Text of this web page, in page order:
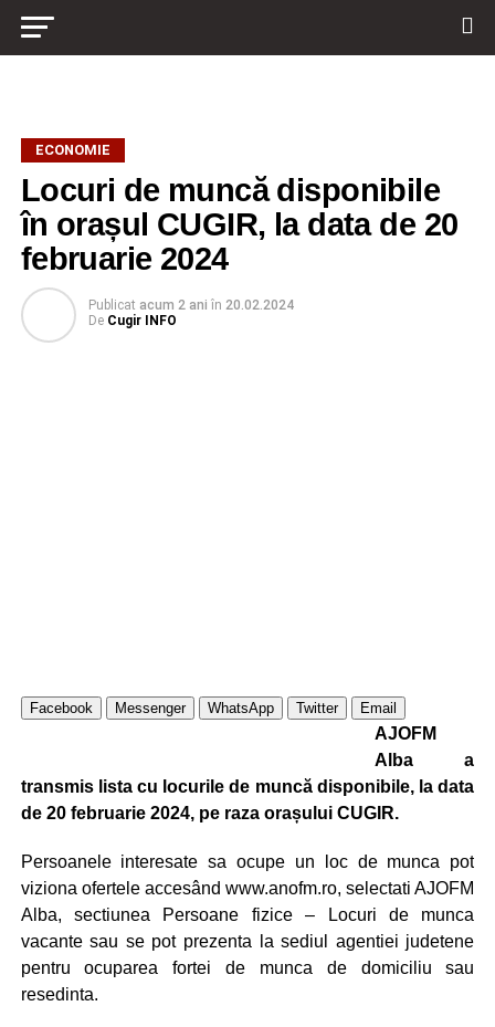
ECONOMIE
Locuri de muncă disponibile
în orașul CUGIR, la data de 20
februarie 2024
Publicat acum 2 ani în 20.02.2024
De Cugir INFO
Facebook Messenger WhatsApp Twitter Email
AJOFM
Alba a
transmis lista cu locurile de muncă disponibile, la data
de 20 februarie 2024, pe raza orașului CUGIR.
Persoanele interesate sa ocupe un loc de munca pot
viziona ofertele accesând www.anofm.ro, selectati AJOFM
Alba, sectiunea Persoane fizice – Locuri de munca
vacante sau se pot prezenta la sediul agentiei judetene
pentru ocuparea fortei de munca de domiciliu sau
resedinta.